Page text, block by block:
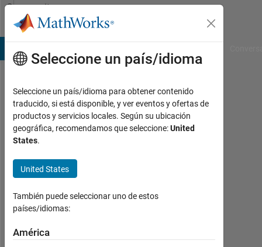
Saltar al contenido
Community
Profile
Martin
Iniga
Last
más
de 1
año
hace
Con
actividad
Seleccione un país/idioma
Seleccione un país/idioma para obtener contenido
traducido, si está disponible, y ver eventos y ofertas de
productos y servicios locales. Según su ubicación
geográfica, recomendamos que seleccione:United
States.
United States
También puede seleccionar uno de estos
países/idiomas:
América